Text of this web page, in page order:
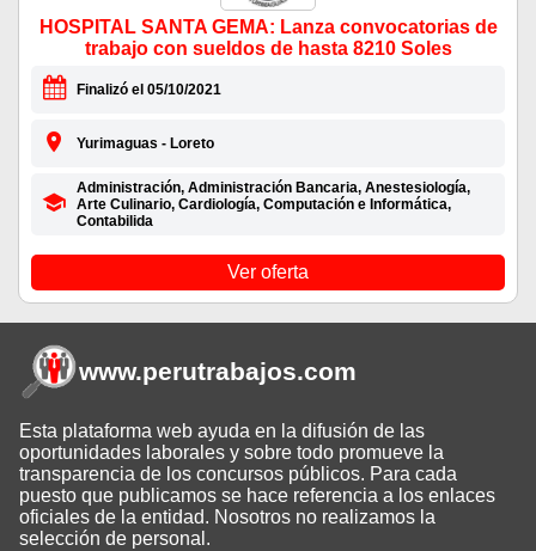
HOSPITAL SANTA GEMA: Lanza convocatorias de
trabajo con sueldos de hasta 8210 Soles
Finalizó el 05/10/2021
Yurimaguas - Loreto
Administración, Administración Bancaria, Anestesiología,
Arte Culinario, Cardiología, Computación e Informática,
Contabilida
Ver oferta
www.perutrabajos.com
Esta plataforma web ayuda en la difusión de las
oportunidades laborales y sobre todo promueve la
transparencia de los concursos públicos. Para cada
puesto que publicamos se hace referencia a los enlaces
oficiales de la entidad. Nosotros no realizamos la
selección de personal.